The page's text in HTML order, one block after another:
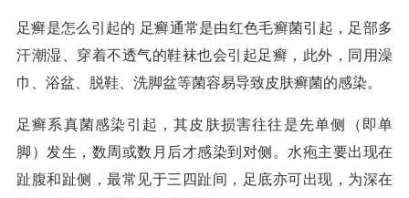
足癣是怎么引起的 足癣通常是由红色毛癣菌引起，足部多
汗潮湿、穿着不透气的鞋袜也会引起足癣，此外，同用澡
巾、浴盆、脱鞋、洗脚盆等菌容易导致皮肤癣菌的感染。
足癣系真菌感染引起，其皮肤损害往往是先单侧（即单
脚）发生，数周或数月后才感染到对侧。水疱主要出现在
趾腹和趾侧，最常见于三四趾间，足底亦可出现，为深在